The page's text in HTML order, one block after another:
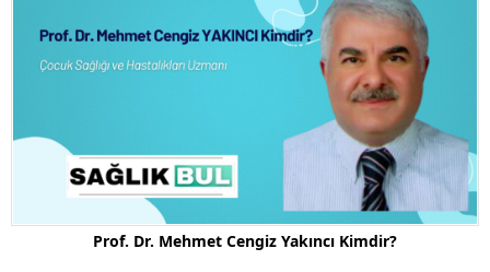
Prof. Dr. Mehmet Cengiz Yakıncı Kimdir?